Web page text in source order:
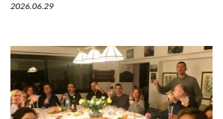
2026.06.29